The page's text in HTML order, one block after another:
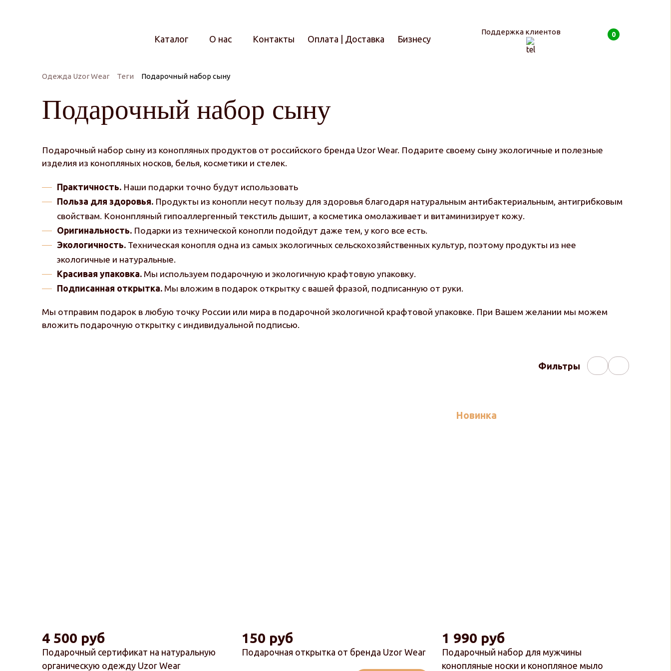
Каталог О нас Контакты Оплата | Доставка Бизнесу
Поддержка клиентов 0
Одежда Uzor Wear Теги Подарочный набор сыну
Подарочный набор сыну
Подарочный набор сыну из конопляных продуктов от российского бренда Uzor Wear. Подарите своему сыну экологичные и полезные
изделия из конопляных носков, белья, косметики и стелек.
Практичность. Наши подарки точно будут использовать
Польза для здоровья. Продукты из конопли несут пользу для здоровья благодаря натуральным антибактериальным, антигрибковым
свойствам. Кононпляный гипоаллергенный текстиль дышит, а косметика омолаживает и витаминизирует кожу.
Оригинальность. Подарки из технической конопли подойдут даже тем, у кого все есть.
Экологичность. Техническая конопля одна из самых экологичных сельскохозяйственных культур, поэтому продукты из нее
экологичные и натуральные.
Красивая упаковка. Мы используем подарочную и экологичную крафтовую упаковку.
Подписанная открытка. Мы вложим в подарок открытку с вашей фразой, подписанную от руки.
Мы отправим подарок в любую точку России или мира в подарочной экологичной крафтовой упаковке. При Вашем желании мы можем
вложить подарочную открытку с индивидуальной подписью.
Фильтры
Подарочный сертификат на натуральную
органическую одежду Uzor Wear
4 500 руб
Подарочная открытка от бренда Uzor Wear
150 руб
Новинка
Подарочный набор для мужчины
конопляные носки и конопляное мыло
1 990 руб